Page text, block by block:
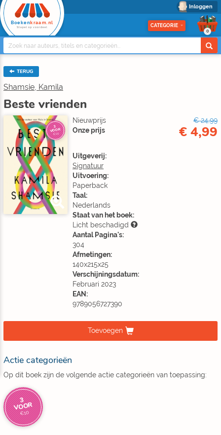
Inloggen
Boeken kraam.nl
Stapel op voordeel CATEGORIE
0
TERUG
Shamsie, Kamila
Beste vrienden
3
VOOR
€10
Nieuwprijs
€ 24,99
Onze prijs
€ 4,99
Uitgeverij:
Signatuur
Uitvoering:
Paperback
Taal:
Nederlands
Staat van het boek:
Licht beschadigd
Aantal Pagina's:
304
Afmetingen:
140x215x25
Verschijningsdatum:
Februari 2023
EAN:
9789056727390
Toevoegen
Actie categorieën
Op dit boek zijn de volgende actie categorieën van toepassing:
3
VOOR
€10